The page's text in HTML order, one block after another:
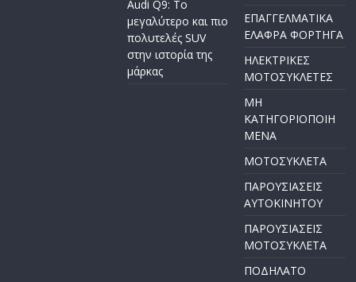
Audi Q9: Το
μεγαλύτερο και πιο
πολυτελές SUV
στην ιστορία της
μάρκας
ΕΠΑΓΓΕΛΜΑΤΙΚΑ
ΕΛΑΦΡΑ ΦΟΡΤΗΓΑ
ΗΛΕΚΤΡΙΚΕΣ
ΜΟΤΟΣΥΚΛΕΤΕΣ
ΜΗ
ΚΑΤΗΓΟΡΙΟΠΟΙΗ
ΜΕΝΑ
ΜΟΤΟΣΥΚΛΕΤΑ
ΠΑΡΟΥΣΙΑΣΕΙΣ
ΑΥΤΟΚΙΝΗΤΟΥ
ΠΑΡΟΥΣΙΑΣΕΙΣ
ΜΟΤΟΣΥΚΛΕΤΑ
ΠΟΔΗΛΑΤΟ